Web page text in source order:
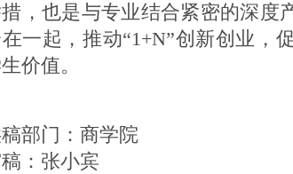
，也是与专业结合紧密的深度
一起，推动“1+N”创新创业，
价值。
部门： 商学院
：张小宾